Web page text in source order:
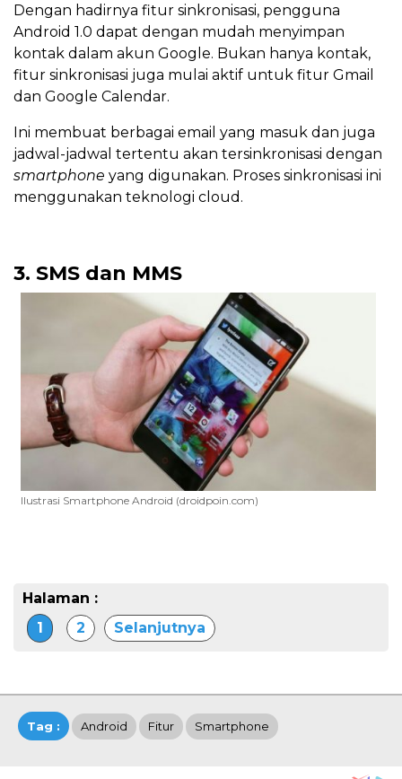
Dengan hadirnya fitur sinkronisasi, pengguna
Android 1.0 dapat dengan mudah menyimpan
kontak dalam akun Google. Bukan hanya kontak,
fitur sinkronisasi juga mulai aktif untuk fitur Gmail
dan Google Calendar.
Ini membuat berbagai email yang masuk dan juga
jadwal-jadwal tertentu akan tersinkronisasi dengan
smartphone yang digunakan. Proses sinkronisasi ini
menggunakan teknologi cloud.
3. SMS dan MMS
Ilustrasi Smartphone Android (droidpoin.com)
Halaman :
1
2 Selanjutnya
Tag : Android Fitur Smartphone